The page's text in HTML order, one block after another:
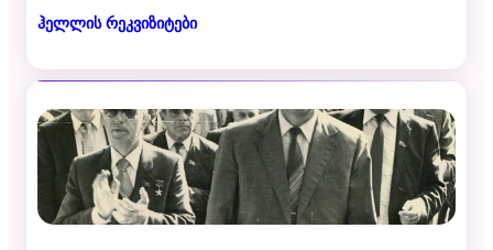
ჰელლის რეკვიზიტები